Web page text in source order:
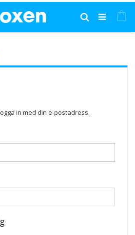
Sök
in med din e-postadress.